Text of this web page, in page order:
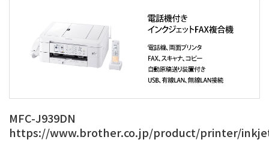
MFC-J939DN
https://www.brother.co.jp/product/printer/